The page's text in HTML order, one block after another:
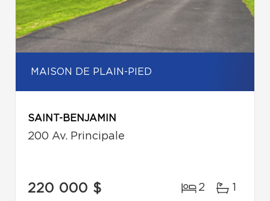
MAISON DE PLAIN-PIED
SAINT-BENJAMIN
200 Av. Principale
220 000 $ 2 1